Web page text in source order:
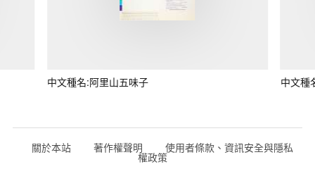
中文種名:阿里山五味子 中文種
關於本站 著作權聲明 使用者條款、資訊安全與隱私
權政策